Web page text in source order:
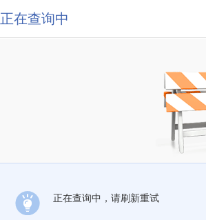
正在查询中
正在查询中，请刷新重试